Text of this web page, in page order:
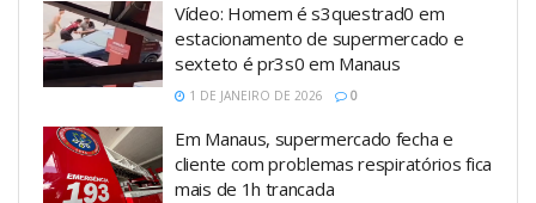
Vídeo: Homem é s3questrad0 em
estacionamento de supermercado e
sexteto é pr3s0 em Manaus
1 DE JANEIRO DE 2026 0
Em Manaus, supermercado fecha e
cliente com problemas respiratórios fica
mais de 1h trancada